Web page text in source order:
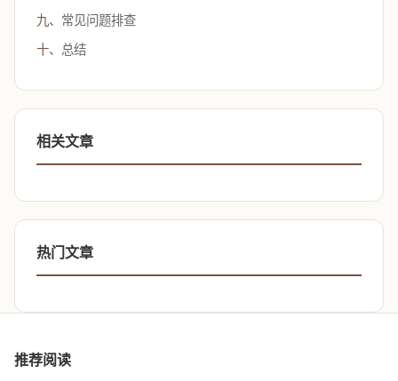
九、 常见问题排查
十、 总结
相关文章
热门文章
推荐阅读